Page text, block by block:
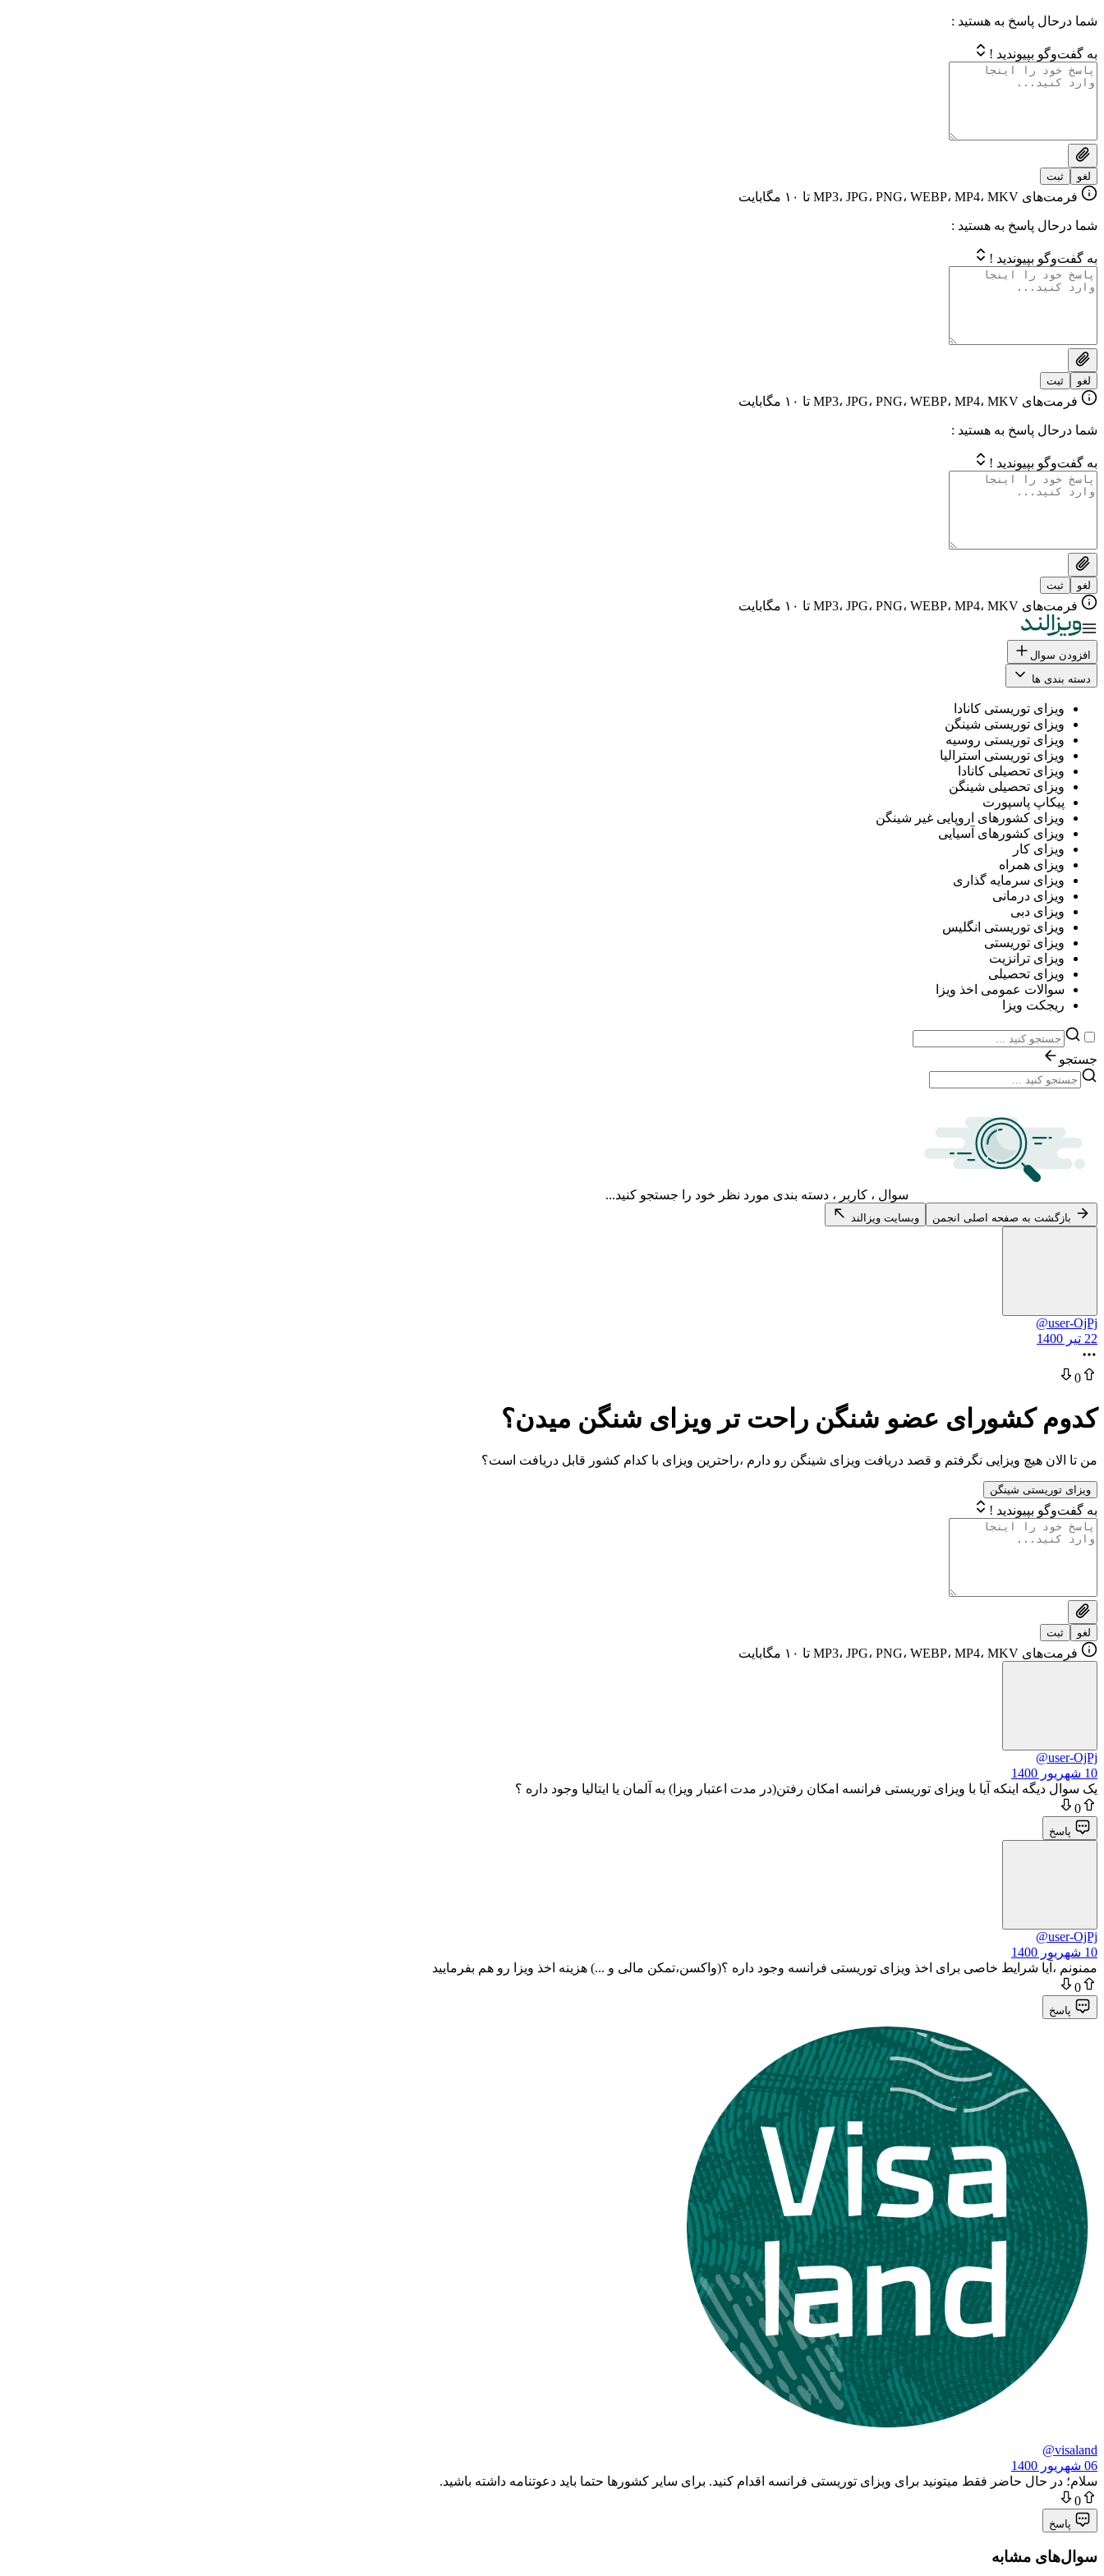
شما درحال پاسخ به هستید :
به گفت‌وگو بپیوندید !
لغو ثبت
فرمت‌های MP3، JPG، PNG، WEBP، MP4، MKV تا ۱۰ مگابایت
شما درحال پاسخ به هستید :
به گفت‌وگو بپیوندید !
لغو ثبت
فرمت‌های MP3، JPG، PNG، WEBP، MP4، MKV تا ۱۰ مگابایت
شما درحال پاسخ به هستید :
به گفت‌وگو بپیوندید !
لغو ثبت
فرمت‌های MP3، JPG، PNG، WEBP، MP4، MKV تا ۱۰ مگابایت
افزودن سوال
دسته بندی ها
ویزای توریستی کانادا
ویزای توریستی شینگن
ویزای توریستی روسیه
ویزای توریستی استرالیا
ویزای تحصیلی کانادا
ویزای تحصیلی شینگن
پیکاپ پاسپورت
ویزای کشورهای اروپایی غیر شینگن
ویزای کشورهای آسیایی
ویزای کار
ویزای همراه
ویزای سرمایه گذاری
ویزای درمانی
ویزای دبی
ویزای توریستی انگلیس
ویزای توریستی
ویزای ترانزیت
ویزای تحصیلی
سوالات عمومی اخذ ویزا
ریجکت ویزا
جستجو
سوال ، کاربر ، دسته بندی مورد نظر خود را جستجو کنید...
بازگشت به صفحه اصلی انجمن وبسایت ویزالند
@user-OjPj
22 تیر 1400
0
کدوم کشورای عضو شنگن راحت تر ویزای شنگن میدن؟
من تا الان هیچ ویزایی نگرفتم و قصد دریافت ویزای شینگن رو دارم ،راحترین ویزای با کدام کشور قابل دریافت است؟
ویزای توریستی شینگن
به گفت‌وگو بپیوندید !
لغو ثبت
فرمت‌های MP3، JPG، PNG، WEBP، MP4، MKV تا ۱۰ مگابایت
@user-OjPj
10 شهریور 1400
یک سوال دیگه اینکه آیا با ویزای توریستی فرانسه امکان رفتن(در مدت اعتبار ویزا) به آلمان یا ایتالیا وجود داره ؟
0
پاسخ
@user-OjPj
10 شهریور 1400
ممنونم ،آیا شرایط خاصی برای اخذ ویزای توریستی فرانسه وجود داره ؟(واکسن،تمکن مالی و ...) هزینه اخذ ویزا رو هم بفرمایید
0
پاسخ
@visaland
06 شهریور 1400
سلام؛ در حال حاضر فقط میتونید برای ویزای توریستی فرانسه اقدام کنید. برای سایر کشورها حتما باید دعوتنامه داشته باشید.
0
پاسخ
سوال‌های مشابه